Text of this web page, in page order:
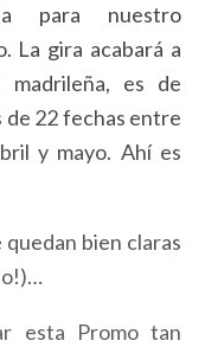
para nuestro
La gira acabará a
es de
de 22 fechas entre
y mayo. Ahí es
quedan bien claras
esta Promo tan